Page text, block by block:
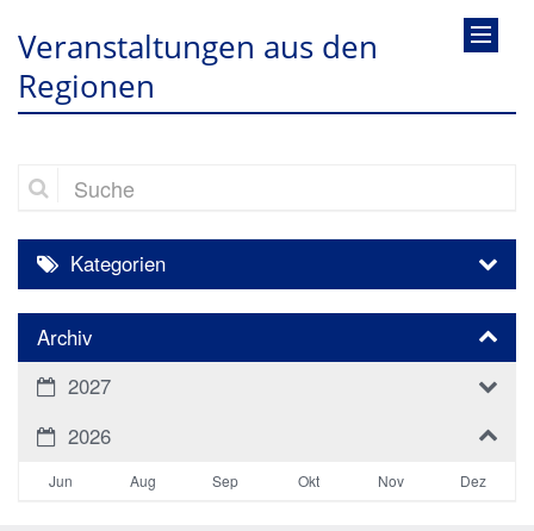
Veranstaltungen aus den
Regionen
Suche
Kategorien
Archiv
2027
2026
Jun Aug Sep Okt Nov Dez